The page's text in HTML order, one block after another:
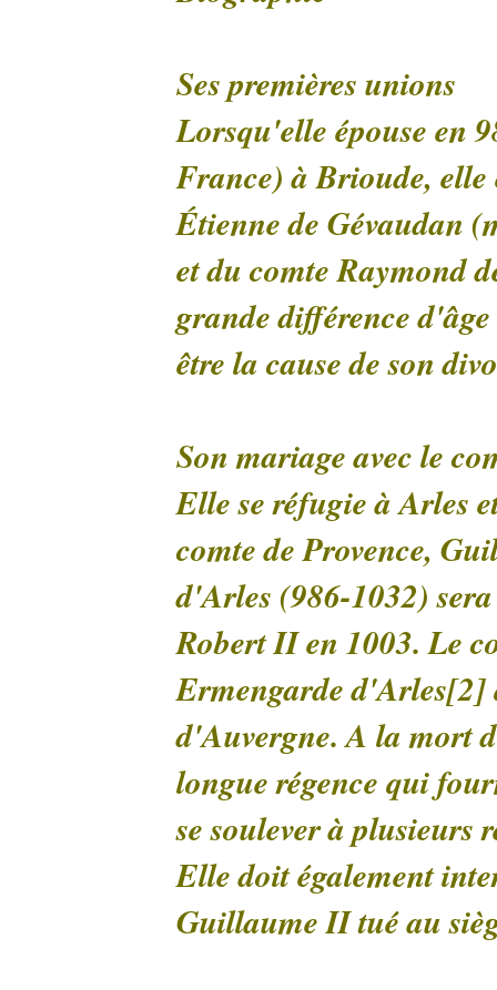
Ses premières unions
Lorsqu'elle épouse en
France) à Brioude, elle
Étienne de Gévaudan
et du comte Raymond
grande différence
être la cause de son
Son mariage avec le
Elle se réfugie à Arles
comte de Provence,
d'Arles (986-1032)
Robert II en 1003. Le
Ermengarde d'Arles[2]
d'Auvergne. A la mort
longue régence qui
se soulever à plusieurs
Elle doit également
Guillaume II tué au